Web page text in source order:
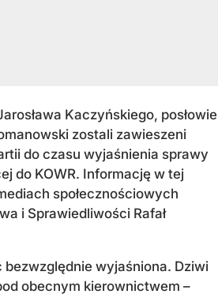
Kaczyńskiego, posłowie
zostali zawieszeni
do czasu wyjaśnienia sprawy
do KOWR. Informację w tej
społecznościowych
i Sprawiedliwości Rafał
wyjaśniona. Dziwi
obecnym kierownictwem –